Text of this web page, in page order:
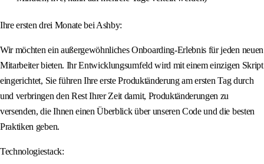
Ihre ersten drei Monate bei Ashby:
Wir möchten ein außergewöhnliches Onboarding-Erlebnis für jeden neuen
Mitarbeiter bieten. Ihr Entwicklungsumfeld wird mit einem einzigen Skript
eingerichtet, Sie führen Ihre erste Produktänderung am ersten Tag durch
und verbringen den Rest Ihrer Zeit damit, Produktänderungen zu
versenden, die Ihnen einen Überblick über unseren Code und die besten
Praktiken geben.
Technologiestack: